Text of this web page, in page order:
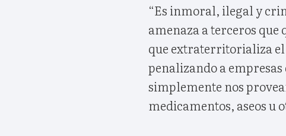
“Es inmoral, ilegal y
amenaza a terceros
que extraterritorializa el
penalizando a
simplemente nos
medicamentos, aseos u